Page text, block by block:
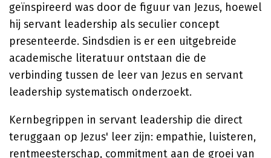
geïnspireerd was door de figuur van Jezus, hoewel
hij servant leadership als seculier concept
presenteerde. Sindsdien is er een uitgebreide
academische literatuur ontstaan die de
verbinding tussen de leer van Jezus en servant
leadership systematisch onderzoekt.
Kernbegrippen in servant leadership die direct
teruggaan op Jezus' leer zijn: empathie, luisteren,
rentmeesterschap, commitment aan de groei van